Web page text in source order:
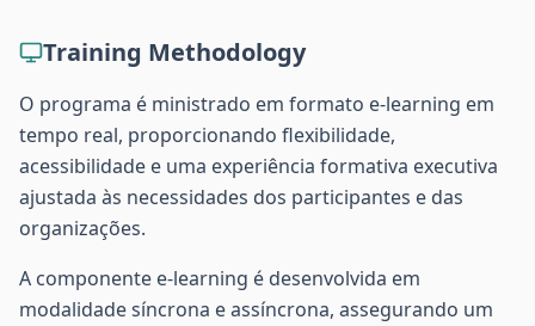
Training Methodology
O programa é ministrado em formato e-learning em
tempo real, proporcionando flexibilidade,
acessibilidade e uma experiência formativa executiva
ajustada às necessidades dos participantes e das
organizações.
A componente e-learning é desenvolvida em
modalidade síncrona e assíncrona, assegurando um